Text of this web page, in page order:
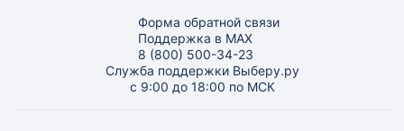
Форма обратной связи
Поддержка в MAX
8 (800) 500-34-23
Служба поддержки Выберу.ру
с 9:00 до 18:00 по МСК